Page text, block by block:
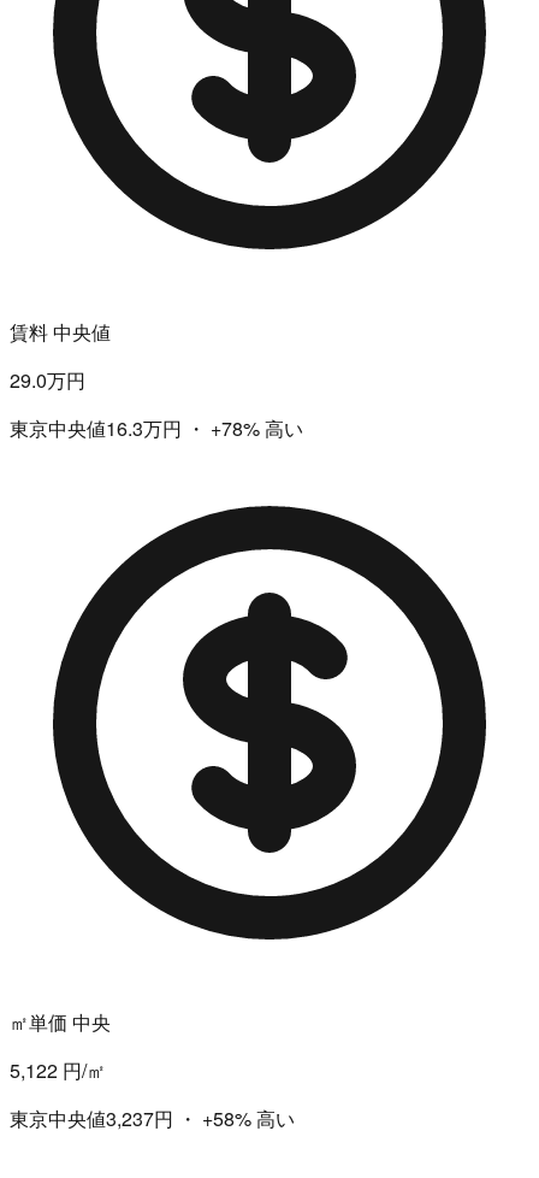
賃料 中央値
29.0万円
東京中央値16.3万円 ・ +78%高い
㎡単価 中央
5,122 円/㎡
東京中央値3,237円 ・ +58%高い